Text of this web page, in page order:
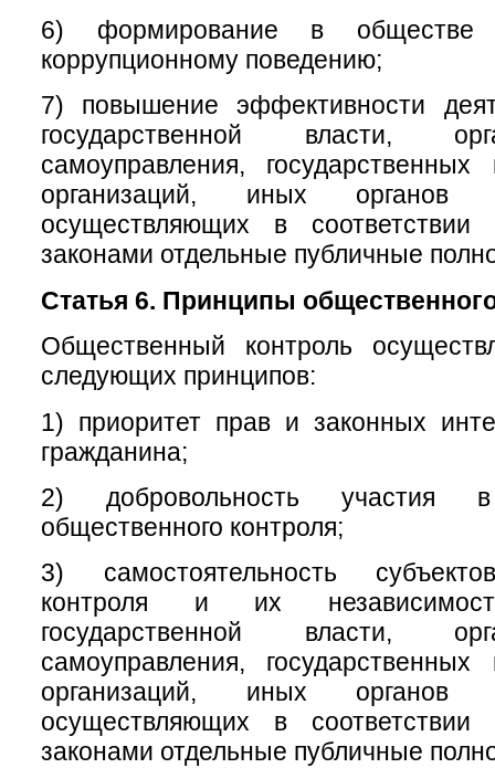
6) формирование в обществе
коррупционному поведению;
7) повышение эффективности
государственной власти,
самоуправления,
организаций, иных органов
осуществляющих в
законами отдельные публичные
Статья 6. Принципы
Общественный контроль
следующих принципов:
1) приоритет прав и законных
гражданина;
2) добровольность участия в
общественного контроля;
3) самостоятельность
контроля и их
государственной власти,
самоуправления,
организаций, иных органов
осуществляющих в
законами отдельные публичные